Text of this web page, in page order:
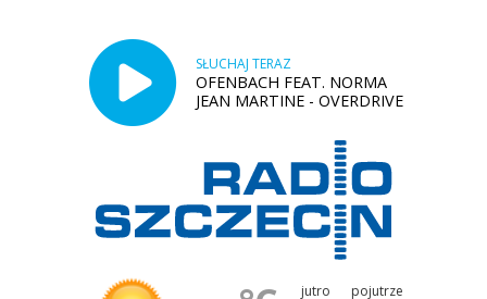
SŁUCHAJ TERAZ
OFENBACH FEAT. NORMA
JEAN MARTINE - OVERDRIVE
jutro pojutrze